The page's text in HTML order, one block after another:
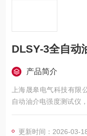
DLSY-3全自动
产品简介
上海晟皋电气科技有限
自动油介电强度测试仪
门，科研机构与电力设
更新时间：2026-03-